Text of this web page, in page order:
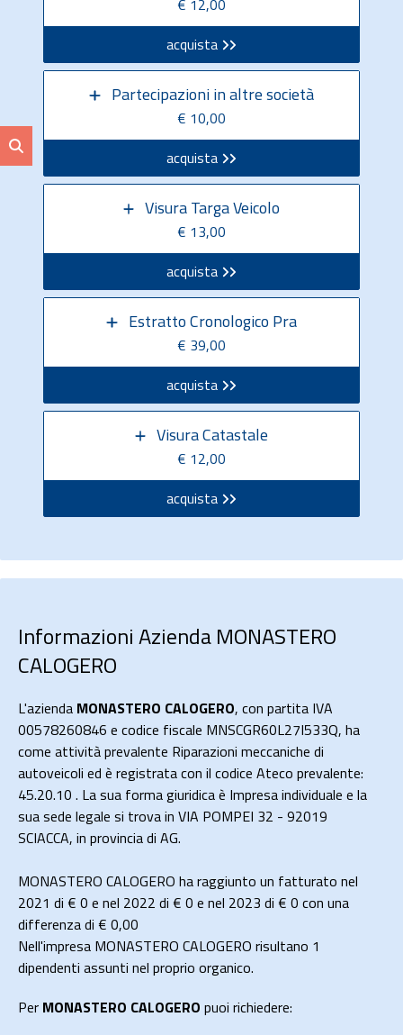
€ 12,00
acquista
Partecipazioni in altre società
€ 10,00
acquista
Visura Targa Veicolo
€ 13,00
acquista
Estratto Cronologico Pra
€ 39,00
acquista
Visura Catastale
€ 12,00
acquista
Informazioni Azienda MONASTERO
CALOGERO
L'azienda MONASTERO CALOGERO, con partita IVA
00578260846 e codice fiscale MNSCGR60L27I533Q, ha
come attività prevalente Riparazioni meccaniche di
autoveicoli ed è registrata con il codice Ateco prevalente:
45.20.10 . La sua forma giuridica è Impresa individuale e la
sua sede legale si trova in VIA POMPEI 32 - 92019
SCIACCA, in provincia di AG.
MONASTERO CALOGERO ha raggiunto un fatturato nel
2021 di € 0 e nel 2022 di € 0 e nel 2023 di € 0 con una
differenza di € 0,00
Nell'impresa MONASTERO CALOGERO risultano 1
dipendenti assunti nel proprio organico.
Per MONASTERO CALOGERO puoi richiedere: